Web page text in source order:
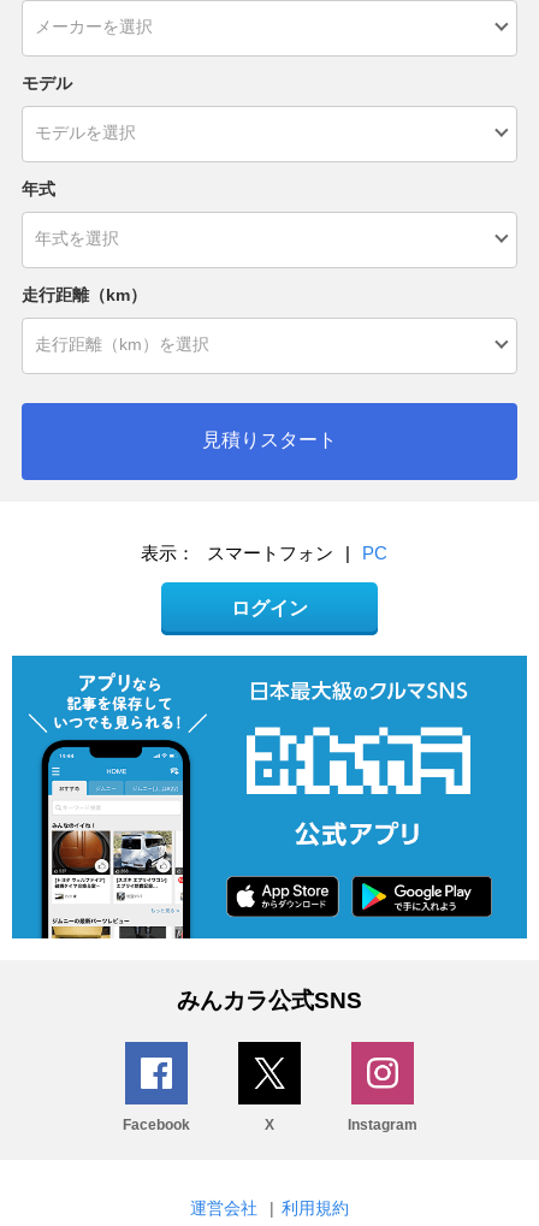
モデル
年式
走行距離（km）
見積りスタート
表示： スマートフォン | PC
ログイン
みんカラ公式SNS
Facebook X Instagram
運営会社 | 利用規約